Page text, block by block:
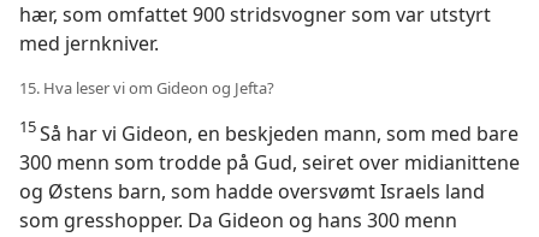
hær, som omfattet 900 stridsvogner som var utstyrt
med jernkniver.
15. Hva leser vi om Gideon og Jefta?
15Så har vi Gideon, en beskjeden mann, som med bare
300 menn som trodde på Gud, seiret over midianittene
og Østens barn, som hadde oversvømt Israels land
som gresshopper. Da Gideon og hans 300 menn